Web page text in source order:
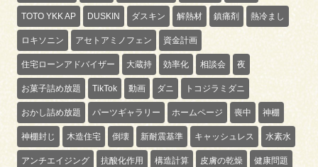
TOTO YKK AP DUSKIN ダスキン 解熱材 鎮痛剤 熱冷まし
ロキソニン アセトアミノフェン 資金計画
住宅ローンアドバイザー 大蔵持 効率化 相談会 夜
お菓子詰め放題 TikTok 動画 ダニ トコジラミダニ
おかし詰め放題 パーツギャラリー ホームページ 喪中 神棚
神棚封じ 木造住宅 倒壊 新耐震基準 キャッシュレス 水素水
アンチエイジング 抗酸化作用 構造計算 皮膚の乾燥 健康問題